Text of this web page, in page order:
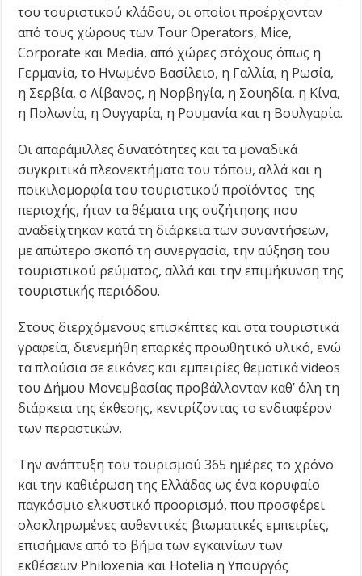
του τουριστικού κλάδου, οι οποίοι προέρχονταν
από τους χώρους των Tour Operators, Mice,
Corporate και Media, από χώρες στόχους όπως η
Γερμανία, το Ηνωμένο Βασίλειο, η Γαλλία, η Ρωσία,
η Σερβία, ο Λίβανος, η Νορβηγία, η Σουηδία, η Κίνα,
η Πολωνία, η Ουγγαρία, η Ρουμανία και η Βουλγαρία.
Οι απαράμιλλες δυνατότητες και τα μοναδικά
συγκριτικά πλεονεκτήματα του τόπου, αλλά και η
ποικιλομορφία του τουριστικού προϊόντος της
περιοχής, ήταν τα θέματα της συζήτησης που
αναδείχτηκαν κατά τη διάρκεια των συναντήσεων,
με απώτερο σκοπό τη συνεργασία, την αύξηση του
τουριστικού ρεύματος, αλλά και την επιμήκυνση της
τουριστικής περιόδου.
Στους διερχόμενους επισκέπτες και στα τουριστικά
γραφεία, διενεμήθη επαρκές προωθητικό υλικό, ενώ
τα πλούσια σε εικόνες και εμπειρίες θεματικά videos
του Δήμου Μονεμβασίας προβάλλονταν καθ’ όλη τη
διάρκεια της έκθεσης, κεντρίζοντας το ενδιαφέρον
των περαστικών.
Την ανάπτυξη του τουρισμού 365 ημέρες το χρόνο
και την καθιέρωση της Ελλάδας ως ένα κορυφαίο
παγκόσμιο ελκυστικό προορισμό, που προσφέρει
ολοκληρωμένες αυθεντικές βιωματικές εμπειρίες,
επισήμανε από το βήμα των εγκαινίων των
εκθέσεων Philoxenia και Hotelia η Υπουργός